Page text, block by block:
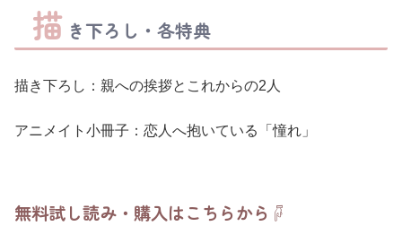
描 き下ろし・各特典
描き下ろし：親への挨拶とこれからの2人
アニメイト小冊子：恋人へ抱いている「憧れ」
無料試し読み・購入はこちらから☟